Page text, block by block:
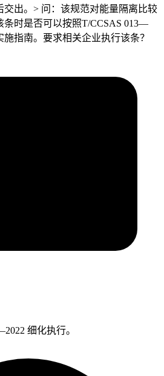
出。> 问：该规范对能量隔离比较
条时是否可以按照T/CCSAS 013—
指南。要求相关企业执行该条？
细化执行。